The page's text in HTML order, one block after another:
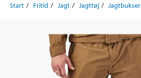
Start Fritid Jagt Jagttøj Jagtbukser